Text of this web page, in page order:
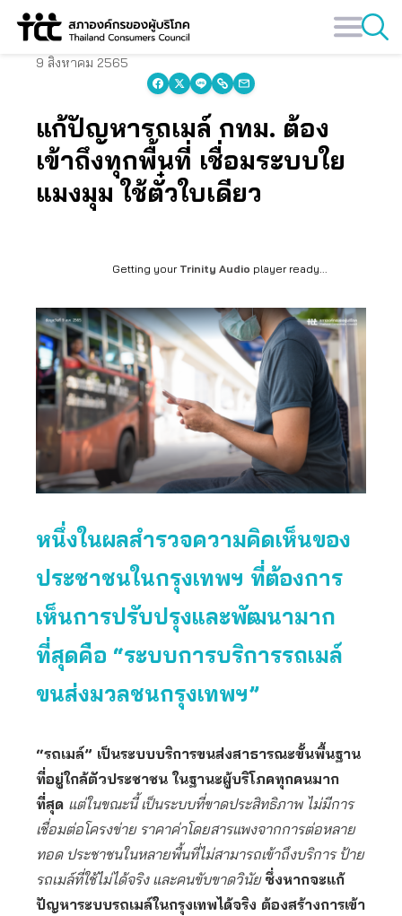
Skip
content
9 สิงหาคม 2565
แก้ปัญหารถเมล์ กทม. ต้อง
เข้าถึงทุกพื้นที่ เชื่อมระบบใย
แมงมุม ใช้ตั๋วใบเดียว
Getting your Trinity Audio player ready...
หนึ่งในผลสำรวจความคิดเห็นของ
ประชาชนในกรุงเทพฯ ที่ต้องการ
เห็นการปรับปรุงและพัฒนามาก
ที่สุดคือ “ระบบการบริการรถเมล์
ขนส่งมวลชนกรุงเทพฯ”
“รถเมล์” เป็นระบบบริการขนส่งสาธารณะขั้นพื้นฐาน
ที่อยู่ใกล้ตัวประชาชน ในฐานะผู้บริโภคทุกคนมาก
ที่สุด แต่ในขณะนี้ เป็นระบบที่ขาดประสิทธิภาพ ไม่มีการ
เชื่อมต่อโครงข่าย ราคาค่าโดยสารแพงจากการต่อหลาย
ทอด ประชาชนในหลายพื้นที่ไม่สามารถเข้าถึงบริการ ป้าย
รถเมล์ที่ใช้ไม่ได้จริง และคนขับขาดวินัย ซึ่งหากจะแก้
ปัญหาระบบรถเมล์ในกรุงเทพได้จริง ต้องสร้างการเข้า